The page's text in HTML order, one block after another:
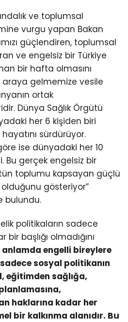
ve toplumsal
vurgu yapan Bakan
güçlendiren, toplumsal
ve engelsiz bir Türkiye
bir hafta olmasını
araya gelmemize vesile
ortak
Dünya Sağlık Örgütü
her 6 kişiden biri
sürdürüyor.
ise dünyadaki her 10
Bu gerçek engelsiz bir
toplumu kapsayan güçlü
gösteriyor”
bulundu.
politikaların sadece
başlığı olmadığını
anlamda engelli bireylere
sosyal politikanın
eğitimden sağlığa,
haklarına kadar her
bir kalkınma alanıdır. Bu